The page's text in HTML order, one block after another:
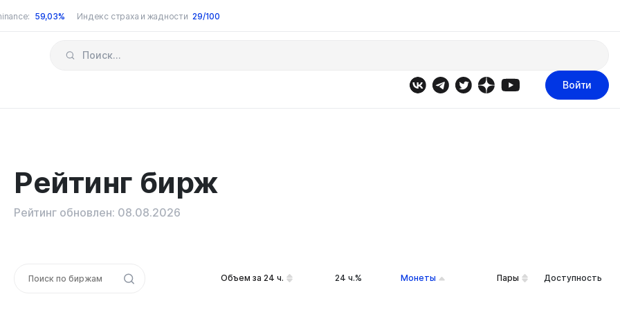
59,03% Индекс страха и жадности 29/100
Войти
Рейтинг бирж
Рейтинг обновлен: 08.08.2026
Объем за 24 ч. 24 ч.% Монеты Пары Доступность